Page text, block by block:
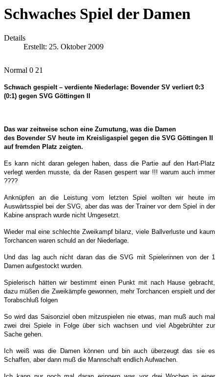
Schwaches Spiel der Damen
Details
Erstellt: 25. Oktober 2009
Normal 0 21
Schwach gespielt – verdiente Niederlage: Bovender SV verliert 0:3
(0:1) gegen SVG Göttingen II
Das war zeitweise schon eine Zumutung, was die Damen
des Bovender SV heute im Kreisligaspiel gegen die SVG Göttingen II
auf fremden Platz zeigten.
Es kann nicht daran gelegen haben, dass die Partie auf den Hart-Platz
verlegt werden musste, da der Rasen gesperrt war !!! warum auch immer
????
Anknüpfen an die Leistung vom letzten Spiel wollten wir heute im
Auswärtsspiel bei der SVG, aber das was der Trainer vor dem Spiel in der
Kabine ansprach wurde nicht Umgesetzt.
Wieder mal eine schlechte Zweikampf bilanz, viele Ballverluste und kaum
Torchancen waren schuld an der Niederlage.
Und das lag auch nicht daran das die SVG mit Spielerinnen von der 1
Damen aufgestockt wurden.
Spielerisch hätten wir bestimmt einen Punkt mit nach Hause gebracht,
dazu müßen die Zweikämpfe gewonnen, mehr Torchancen erspielt und der
Torabschluß folgen
So wird das Saisonziel oben mitzuspielen nie etwas, man muß auch mal
zwei drei Spiele in Folge über sich wachsen und viel Abgebrühter zur
Sache gehen.
Ich weiß was die Damen können und bin auch überzeugt das sie es
Schaffen, aber dann muß die Mannschaft endlich Aufwachen.